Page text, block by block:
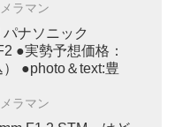
豊田慶記
ラマン
ナソニック
●実勢予想価格：
●photo＆text:豊
ラマン